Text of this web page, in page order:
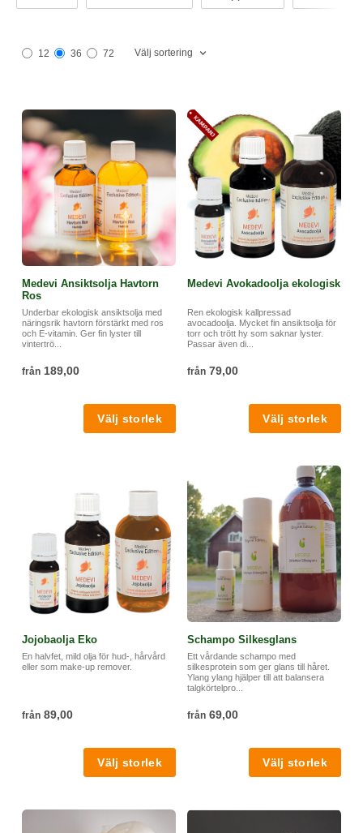
12 36 72 Välj sortering
Medevi Ansiktsolja Havtorn
Ros
Underbar ekologisk ansiktsolja med
näringsrik havtorn förstärkt med ros
och E-vitamin. Ger fin lyster till
vintertrö...
från 189,00
Medevi Avokadoolja ekologisk
Ren ekologisk kallpressad
avocadoolja. Mycket fin ansiktsolja för
torr och trött hy som saknar lyster.
Passar även di...
från 79,00
Jojobaolja Eko
En halvfet, mild olja för hud-, hårvård
eller som make-up remover.
från 89,00
Schampo Silkesglans
Ett vårdande schampo med
silkesprotein som ger glans till håret.
Ylang ylang hjälper till att balansera
talgkörtelpro...
från 69,00